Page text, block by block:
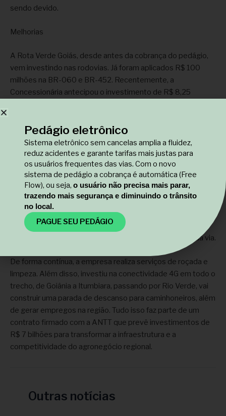
sendo devido.
Melhorias
A Rota Verde Goiás, desde antes da cobrança do pedágio,
vem investindo nas rodovias. Já foram aplicados R$ 100
milhões na BR-060 e BR-452. Recentemente, a
Concessionária antecipou o investimento de R$ 8,25
está fazendo uma força-tarefa de R$ 25 milhões para
recuperar totalmente 100 quilômetros de pavimento da BR-
452 entre Rio Verde e Itumbiara.
Em outubro, deu início às operações na pista, com serviço
24 horas por dia, todos os dias da semana. Os serviços
oferecidos são socorro médico pré-hospitalar, socorro
mecânico, inspeção rodoviária, recolha de animais e
combate a incêndio que são oferecidos de forma contínua
para garantir o atendimento e segurança dos usuários da via.
De forma contínua, a empresa realiza serviços de roçada e
limpeza. Além disso, investiu na conectividade 4G em todo o
trecho, de Goiânia a Itumbiara, passando por Rio Verde, vai
construir uma parada de descanso para caminhoneiros, além
de gerar empregos na região. Tudo isso faz parte de um
contrato firmado com a ANTT que prevê investimentos de
R$ 7 bilhões para transformar a infraestrutura e a
competitividade do agronegócio regional.
Outras notícias
Pedágio eletrônico
Sistema eletrônico sem cancelas amplia a fluidez,
reduz acidentes e garante tarifas mais justas para
os usuários frequentes das vias. Com o novo
sistema de pedágio a cobrança é automática (Free
Flow), ou seja, o usuário não precisa mais parar,
trazendo mais segurança e diminuindo o trânsito
no local.
PAGUE SEU PEDÁGIO